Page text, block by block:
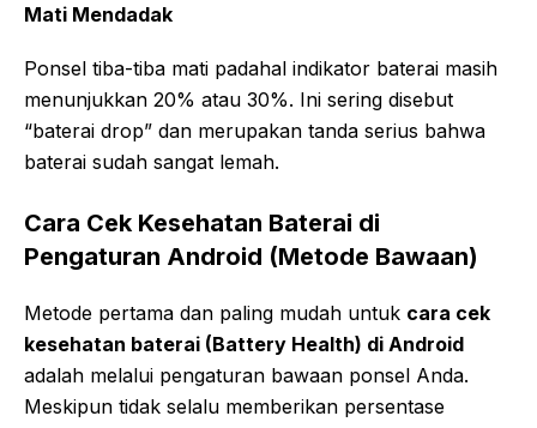
Mati Mendadak
Ponsel tiba-tiba mati padahal indikator baterai masih
menunjukkan 20% atau 30%. Ini sering disebut
“baterai drop” dan merupakan tanda serius bahwa
baterai sudah sangat lemah.
Cara Cek Kesehatan Baterai di
Pengaturan Android (Metode Bawaan)
Metode pertama dan paling mudah untuk cara cek
kesehatan baterai (Battery Health) di Android
adalah melalui pengaturan bawaan ponsel Anda.
Meskipun tidak selalu memberikan persentase